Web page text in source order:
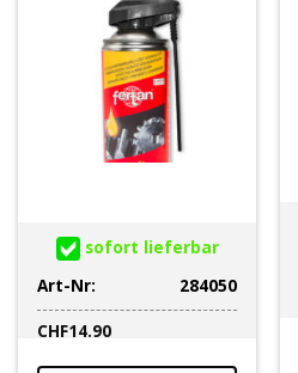
sofort lieferbar
Art-Nr:
284050
CHF14.90